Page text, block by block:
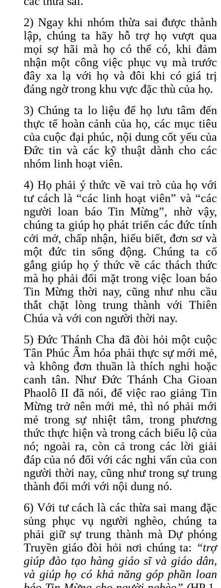
2) Ngay khi nhóm thừa sai được thành
lập, chúng ta hãy hỗ trợ họ vượt qua
mọi sợ hãi mà họ có thể có, khi đảm
nhận một công việc phục vụ mà trước
đây xa lạ với họ và đôi khi có giá trị
đáng ngờ trong khu vực đặc thù của họ.
3) Chúng ta lo liệu để họ lưu tâm đến
thực tế hoàn cảnh của họ, các mục tiêu
của cuộc đại phúc, nội dung cốt yếu của
Đức tin và các kỹ thuật dành cho các
nhóm linh hoạt viên.
4) Họ phải ý thức về vai trò của họ với
tư cách là “các linh hoạt viên” và “các
người loan báo Tin Mừng”, nhờ vậy,
chúng ta giúp họ phát triển các đức tính
cởi mở, chấp nhận, hiểu biết, đơn sơ và
một đức tin sống động. Chúng ta cố
gắng giúp họ ý thức về các thách thức
mà họ phải đối mặt trong việc loan báo
Tin Mừng thời nay, cũng như nhu cầu
thắt chặt lòng trung thành với Thiên
Chúa và với con người thời nay.
5) Đức Thánh Cha đã đòi hỏi một cuộc
Tân Phúc Âm hóa phải thực sự mới mẻ,
và không đơn thuần là thích nghi hoặc
canh tân. Như Đức Thánh Cha Gioan
Phaolô II đã nói, để việc rao giảng Tin
Mừng trở nên mới mẻ, thì nó phải mới
mẻ trong sự nhiệt tâm, trong phương
thức thực hiện và trong cách biểu lộ của
nó; ngoài ra, còn cả trong các lời giải
đáp của nó đối với các nghi vấn của con
người thời nay, cũng như trong sự trung
thành đổi mới với nội dung nó.
6) Với tư cách là các thừa sai mang đặc
sủng phục vụ người nghèo, chúng ta
phải giữ sự trung thành mà Dự phóng
Truyền giáo đòi hỏi nơi chúng ta: “trợ
giúp đào tạo hàng giáo sĩ và giáo dân,
và giúp họ có khả năng góp phần loan